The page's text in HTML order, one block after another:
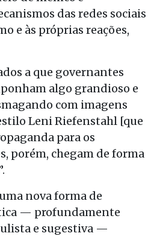
das redes sociais
e às próprias reações,
a que governantes
algo grandioso e
com imagens
Leni Riefenstahl [que
para os
porém, chegam de forma
nova forma de
— profundamente
e sugestiva —